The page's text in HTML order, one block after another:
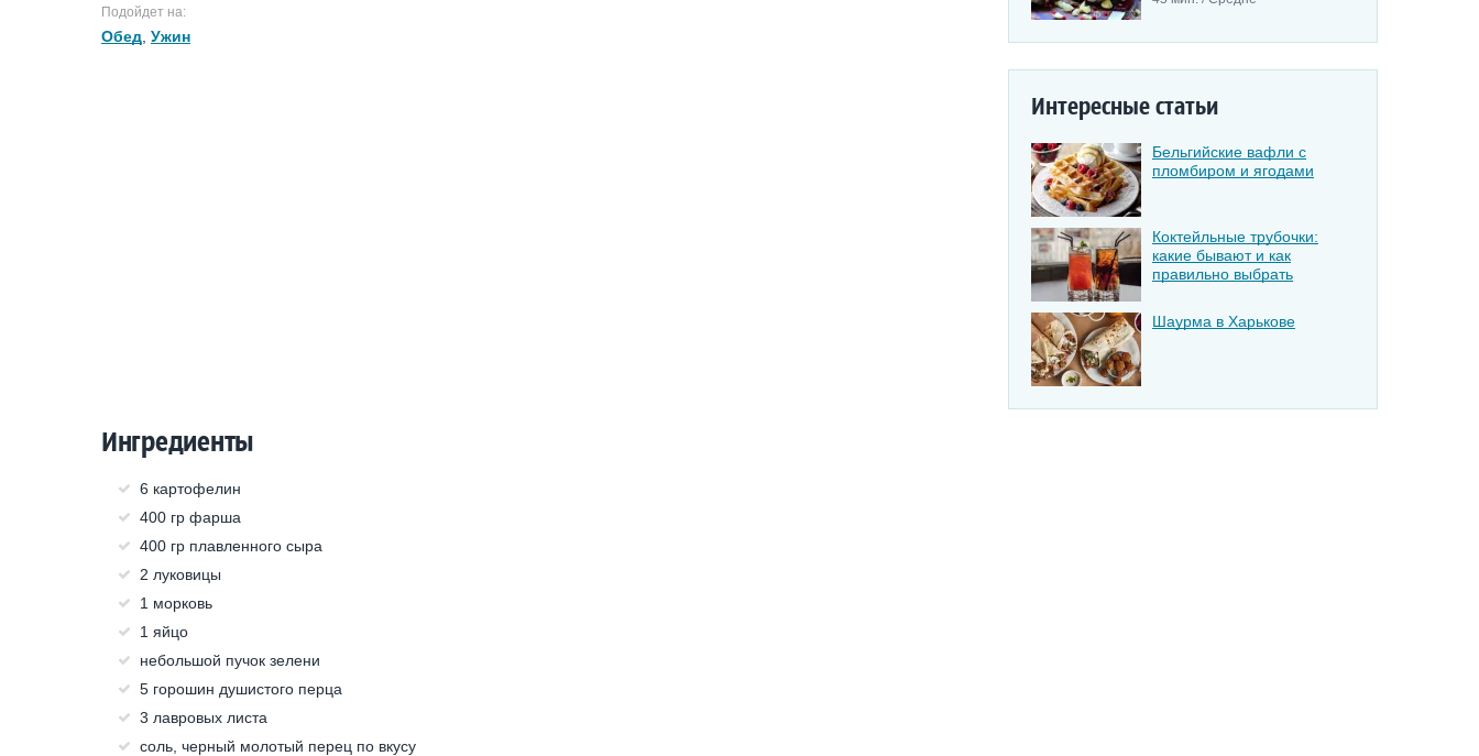
Подойдет на:
Обед Ужин
Ингредиенты
6 картофелин
400 гр фарша
400 гр плавленного сыра
2 луковицы
1 морковь
1 яйцо
небольшой пучок зелени
5 горошин душистого перца
3 лавровых листа
соль, черный молотый перец по вкусу
Интересные статьи
Бельгийские вафли с
пломбиром и ягодами
Коктейльные трубочки:
какие бывают и как
правильно выбрать
Шаурма в Харькове